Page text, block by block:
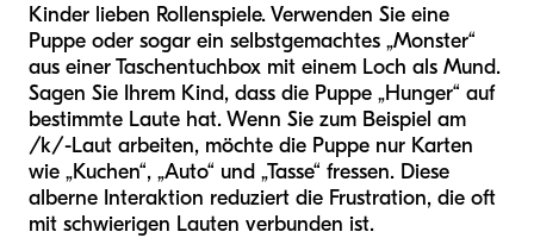
Kinder lieben Rollenspiele. Verwenden Sie eine
Puppe oder sogar ein selbstgemachtes „Monster“
aus einer Taschentuchbox mit einem Loch als Mund.
Sagen Sie Ihrem Kind, dass die Puppe „Hunger“ auf
bestimmte Laute hat. Wenn Sie zum Beispiel am
/k/-Laut arbeiten, möchte die Puppe nur Karten
wie „Kuchen“, „Auto“ und „Tasse“ fressen. Diese
alberne Interaktion reduziert die Frustration, die oft
mit schwierigen Lauten verbunden ist.